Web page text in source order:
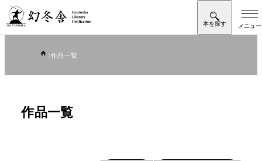
作品一覧
作品一覧